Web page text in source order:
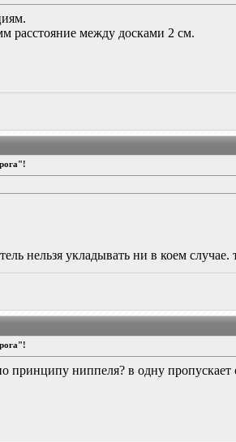
расстояние между досками 2 см.
нельзя укладывать ни в коем
принципу ниппеля? в одну пропускает